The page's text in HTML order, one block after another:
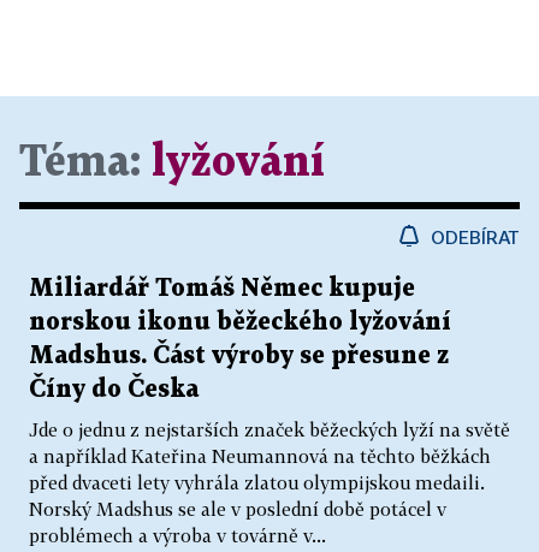
Téma: lyžování
ODEBÍRAT
Miliardář Tomáš Němec kupuje
norskou ikonu běžeckého lyžování
Madshus. Část výroby se přesune z
Číny do Česka
Jde o jednu z nejstarších značek běžeckých lyží na světě
a například Kateřina Neumannová na těchto běžkách
před dvaceti lety vyhrála zlatou olympijskou medaili.
Norský Madshus se ale v poslední době potácel v
problémech a výroba v továrně v...